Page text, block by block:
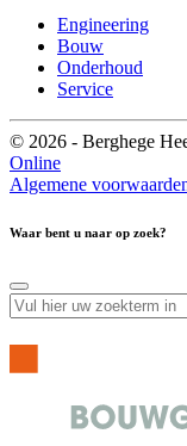
Engineering
Bouw
Onderhoud
Service
© 2026 - Berghege
Online
Algemene
Waar bent u naar op zoek?